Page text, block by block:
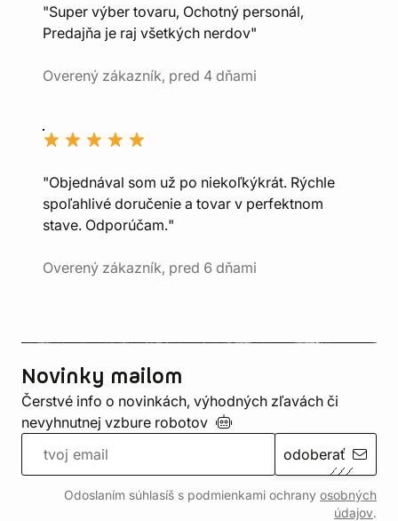
"Super výber tovaru, Ochotný personál,
Predajňa je raj všetkých nerdov"
Overený zákazník, pred 4 dňami
"Objednával som už po niekoľkýkrát. Rýchle
spoľahlivé doručenie a tovar v perfektnom
stave. Odporúčam."
Overený zákazník, pred 6 dňami
Novinky mailom
Čerstvé info o novinkách, výhodných zľavách či
nevyhnutnej vzbure robotov
odoberať
Odoslaním súhlasíš s podmienkami ochrany osobných
údajov.